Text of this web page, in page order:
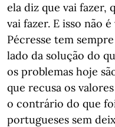
ela diz que vai fazer,
vai fazer. E isso não
Pécresse tem
lado da solução do
os problemas hoje
que recusa os
o contrário do que
portugueses sem